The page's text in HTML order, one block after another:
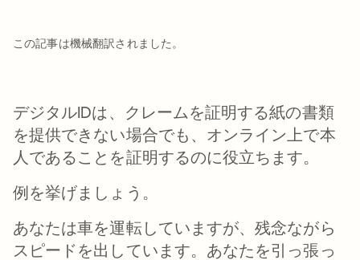
この記事は機械翻訳されました。
デジタルIDは、クレームを証明する紙の書類
を提供できない場合でも、オンライン上で本
人であることを証明するのに役立ちます。
例を挙げましょう。
あなたは車を運転していますが、残念ながら
スピードを出しています。あなたを引っ張っ